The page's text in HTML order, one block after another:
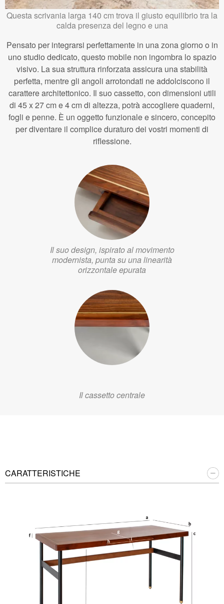
Questa scrivania larga 140 cm trova il giusto equilibrio tra la
calda presenza del legno e una
Pensato per integrarsi perfettamente in una zona giorno o in
uno studio dedicato, questo mobile non ingombra lo spazio
visivo. La sua struttura rinforzata assicura una stabilità
perfetta, mentre gli angoli arrotondati ne addolciscono il
carattere architettonico. Il suo cassetto, con dimensioni utili
di 45 x 27 cm e 4 cm di altezza, potrà accogliere quaderni,
fogli e penne. È un oggetto funzionale e sincero, concepito
per diventare il complice duraturo dei vostri momenti di
riflessione.
Il suo design, ispirato al movimento
modernista, punta su una linearità
orizzontale epurata
Il cassetto centrale
CARATTERISTICHE